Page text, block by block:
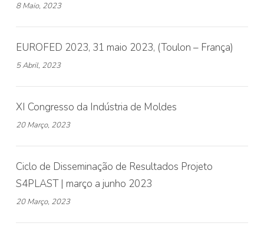
8 Maio, 2023
EUROFED 2023, 31 maio 2023, (Toulon – França)
5 Abril, 2023
XI Congresso da Indústria de Moldes
20 Março, 2023
Ciclo de Disseminação de Resultados Projeto
S4PLAST | março a junho 2023
20 Março, 2023